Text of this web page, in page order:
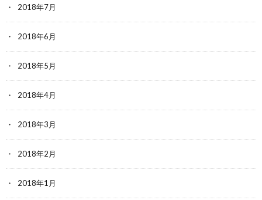
2018年7月
2018年6月
2018年5月
2018年4月
2018年3月
2018年2月
2018年1月